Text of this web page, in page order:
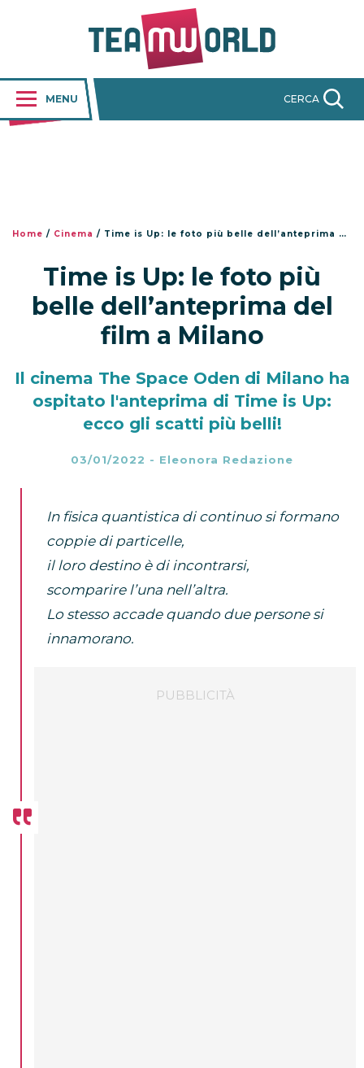
MENU CERCA
Home / Cinema / Time is Up: le foto più belle dell’anteprima del film a Milano
Time is Up: le foto più
belle dell’anteprima del
film a Milano
Il cinema The Space Oden di Milano ha
ospitato l'anteprima di Time is Up:
ecco gli scatti più belli!
03/01/2022 - Eleonora Redazione
In fisica quantistica di continuo si formano
coppie di particelle,
il loro destino è di incontrarsi,
scomparire l’una nell’altra.
Lo stesso accade quando due persone si
innamorano.